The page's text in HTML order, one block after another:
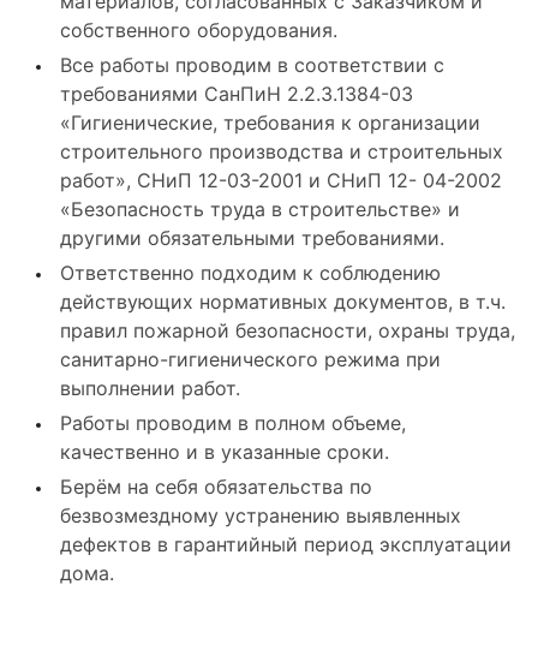
собственного оборудования.
Все работы проводим в соответствии с
требованиями СанПиН 2.2.3.1384-03
«Гигиенические, требования к организации
строительного производства и строительных
работ», СНиП 12-03-2001 и СНиП 12- 04-2002
«Безопасность труда в строительстве» и
другими обязательными требованиями.
Ответственно подходим к соблюдению
действующих нормативных документов, в т.ч.
правил пожарной безопасности, охраны труда,
санитарно-гигиенического режима при
выполнении работ.
Работы проводим в полном объеме,
качественно и в указанные сроки.
Берём на себя обязательства по
безвозмездному устранению выявленных
дефектов в гарантийный период эксплуатации
дома.